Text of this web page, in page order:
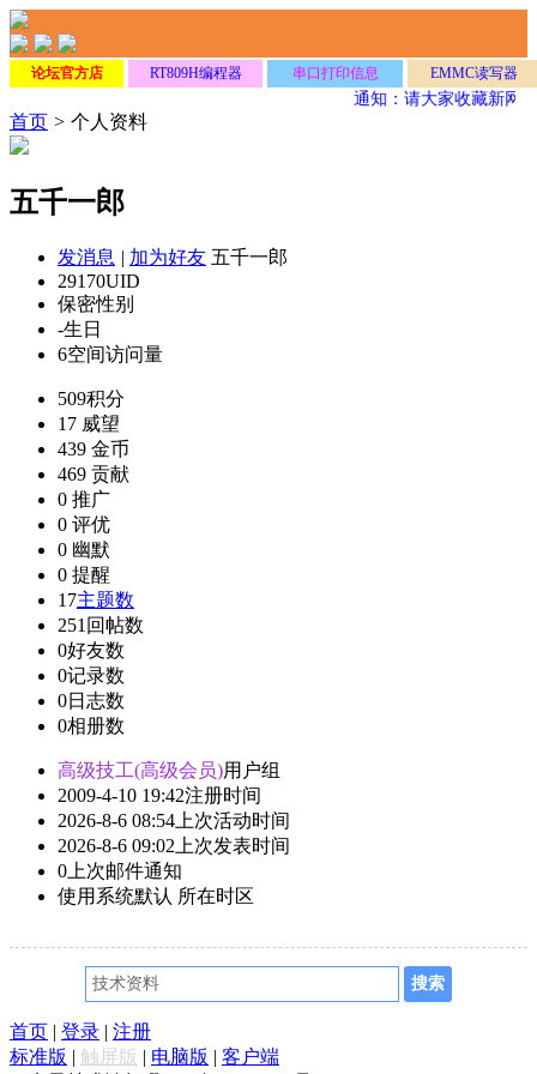
论坛官方店 RT809H编程器 串口打印信息 EMMC读写器
通知：请大家收藏新网址
首页 > 个人资料
五千一郎
发消息 | 加为好友 五千一郎
29170UID
保密性别
-生日
6空间访问量
509积分
17 威望
439 金币
469 贡献
0 推广
0 评优
0 幽默
0 提醒
17主题数
251 回帖数
0好友数
0记录数
0日志数
0相册数
高级技工(高级会员)用户组
2009-4-10 19:42注册时间
2026-8-6 08:54 上次活动时间
2026-8-6 09:02 上次发表时间
0 上次邮件通知
使用系统默认 所在时区
首页 | 登录 | 注册
标准版 | 触屏版 | 电脑版 | 客户端